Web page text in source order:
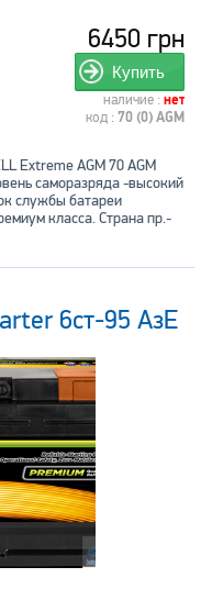
6450 грн
Купить
наличие : нет
код : 70 (0) AGM
Extreme AGM 70 AGM
саморазряда -высокий
службы батареи
класса. Страна пр.-
6ст-95 АзЕ